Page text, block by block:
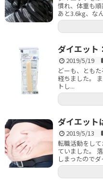
慣れ、体重も
あと3.6kg、な
ダイエット
2019/5/19
どーも、とも
経ちました。
トし...
ダイエット
2019/5/13
転職活動をし
ていました。
しまったので